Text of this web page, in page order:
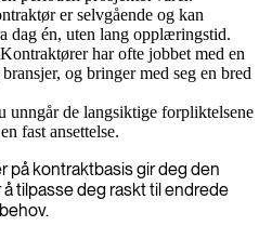
er selvgående og kan
dag én, uten lang opplæringstid.
Kontraktører har ofte jobbet med en
og bringer med seg en bred
unngår de langsiktige forpliktelsene
fast ansettelse.
på kontraktbasis gir deg den
tilpasse deg raskt til endrede